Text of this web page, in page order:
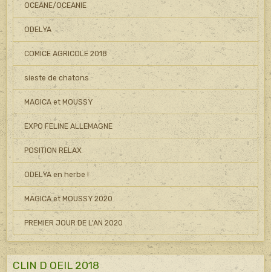
OCEANE/OCEANIE
ODELYA
COMICE AGRICOLE 2018
sieste de chatons
MAGICA et MOUSSY
EXPO FELINE ALLEMAGNE
POSITION RELAX
ODELYA en herbe !
MAGICA et MOUSSY 2020
PREMIER JOUR DE L'AN 2020
CLIN D OEIL 2018